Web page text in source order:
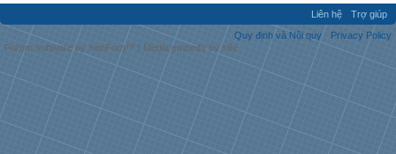
Liên hệ
Trợ giúp
Quy định và Nội quy
Privacy Policy
Forum software by XenForo™ | Media embeds by s9e